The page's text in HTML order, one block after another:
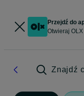
Przejdź do
Otwieraj
Znajdź